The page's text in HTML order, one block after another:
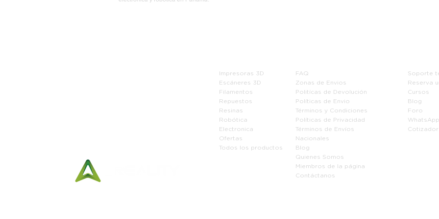
Impresoras 3D
Escáneres 3D
Filamentos
Repuestos
Resinas
Robótica
Electronica
Ofertas
Todos los productos
FAQ
Zonas de Envios
Politícas de Devolución
Políticas de Envio
Términos y Condiciones
Políticas de Privacidad
Términos de Envíos
Nacionales
Blog
Quienes Somos
Miembros de la página
Contáctanos
Soporte
Reserva
Cursos
Blog
Foro
WhatsApp